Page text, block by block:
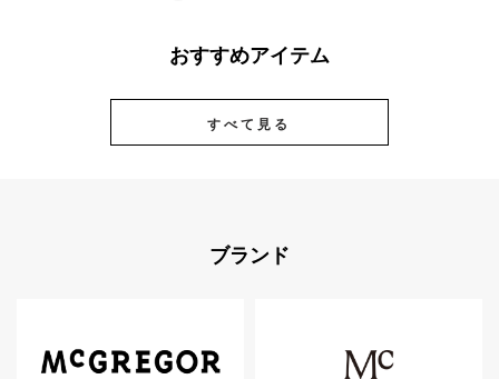
おすすめアイテム
すべて見る
ブランド